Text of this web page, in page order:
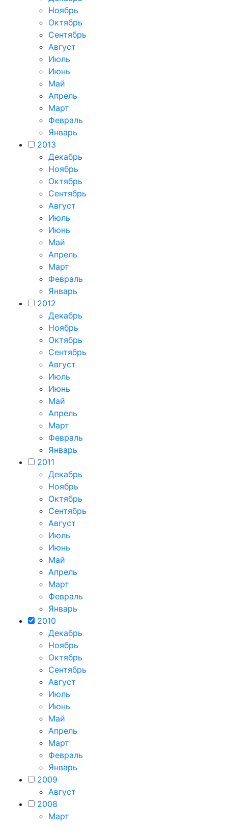
Ноябрь
Октябрь
Сентябрь
Август
Июль
Июнь
Май
Апрель
Март
Февраль
Январь
2013
Декабрь
Ноябрь
Октябрь
Сентябрь
Август
Июль
Июнь
Май
Апрель
Март
Февраль
Январь
2012
Декабрь
Ноябрь
Октябрь
Сентябрь
Август
Июль
Июнь
Май
Апрель
Март
Февраль
Январь
2011
Декабрь
Ноябрь
Октябрь
Сентябрь
Август
Июль
Июнь
Май
Апрель
Март
Февраль
Январь
2010
Декабрь
Ноябрь
Октябрь
Сентябрь
Август
Июль
Июнь
Май
Апрель
Март
Февраль
Январь
2009
Август
2008
Март